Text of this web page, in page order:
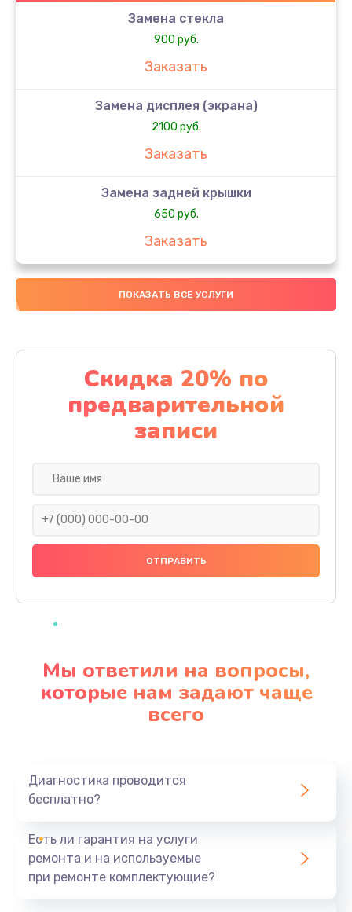
Замена стекла
900 руб.
Заказать
Замена дисплея (экрана)
2100 руб.
Заказать
Замена задней крышки
650 руб.
Заказать
Замена аккумулятора
4000 руб.
Замена материнской платы
1100 руб.
Заказать
Замена праймера
1000 руб.
Заказать
Профилактическая чистка
Заказать
ПОКАЗАТЬ ВСЕ УСЛУГИ
Скидка 20% по
предварительной
записи
Мы ответили на вопросы,
которые нам задают чаще
всего
Диагностика проводится
бесплатно?
Есть ли гарантия на услуги
ремонта и на используемые
при ремонте комплектующие?